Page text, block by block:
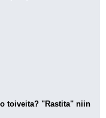
toiveita? "Rastita" niin